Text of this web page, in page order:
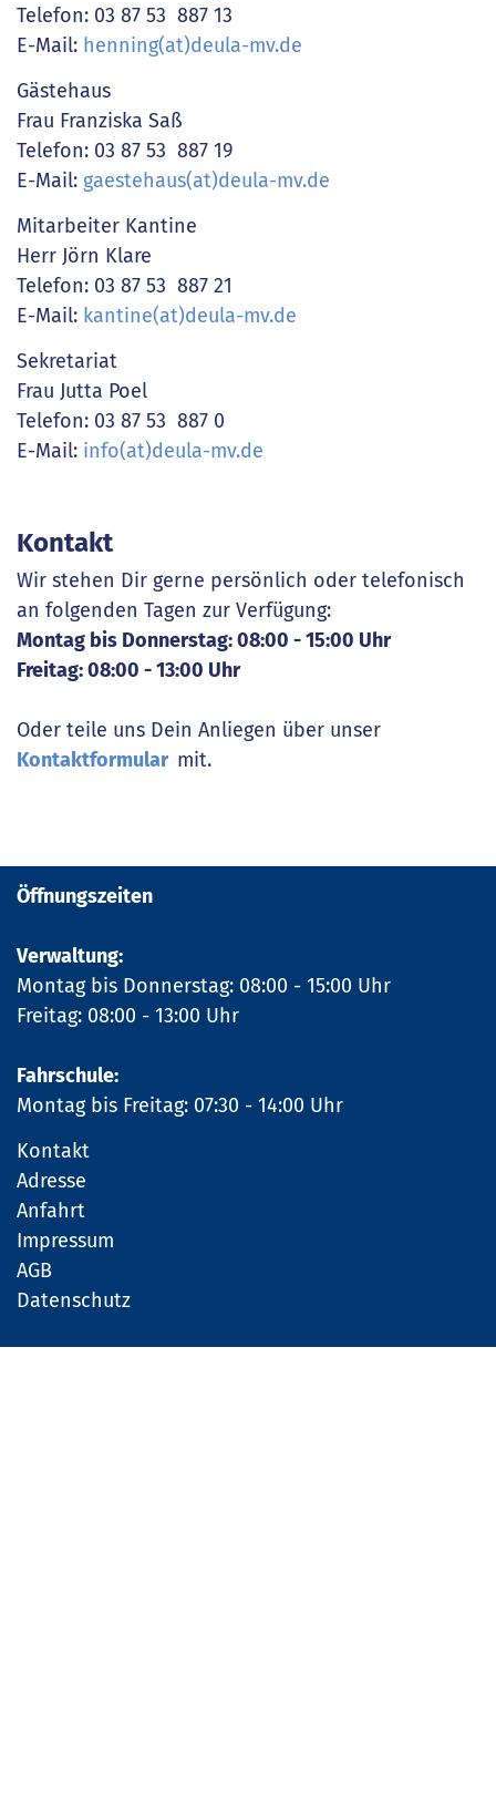
Telefon: 03 87 53 887 13
E-Mail: henning(at)deula-mv.de
Gästehaus
Frau Franziska Saß
Telefon: 03 87 53 887 19
E-Mail: gaestehaus(at)deula-mv.de
Mitarbeiter Kantine
Herr Jörn Klare
Telefon: 03 87 53 887 21
E-Mail: kantine(at)deula-mv.de
Sekretariat
Frau Jutta Poel
Telefon: 03 87 53 887 0
E-Mail: info(at)deula-mv.de
Kontakt
Wir stehen Dir gerne persönlich oder telefonisch
an folgenden Tagen zur Verfügung:
Montag bis Donnerstag: 08:00 - 15:00 Uhr
Freitag: 08:00 - 13:00 Uhr
Oder teile uns Dein Anliegen über unser
Kontaktformular mit.
Öffnungszeiten
Verwaltung:
Montag bis Donnerstag: 08:00 - 15:00 Uhr
Freitag: 08:00 - 13:00 Uhr
Fahrschule:
Montag bis Freitag: 07:30 - 14:00 Uhr
Kontakt
Adresse
Anfahrt
Impressum
AGB
Datenschutz